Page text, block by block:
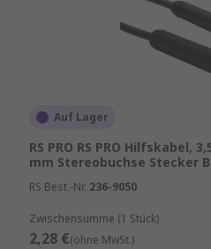
Auf Lager
RS PRO RS PRO Hilfskabel,
mm Stereobuchse Stecker
RS Best.-Nr. 236-9050
Zwischensumme (1 Stück)
2,28 €(ohne MwSt.)